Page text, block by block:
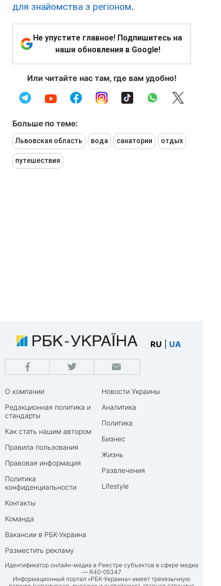
для знайомства з регіоном.
Не упустите главное! Подпишитесь на
наши обновления в Google!
Или читайте нас там, где вам удобно!
Больше по теме:
Львовская область вода санатории отдых
путешествия
RU UA
О компании
Редакционная политика и
стандарты
Как стать нашим автором
Правила пользования
Правовая информация
Политика
конфиденциальности
Контакты
Команда
Вакансии в РБК-Украина
Разместить рекламу
Новости Украины
Аналитика
Политика
Бизнес
Жизнь
Развлечения
Lifestyle
Идентификатор онлайн-медиа в Реестре субъектов в сфере медиа
— R40-05347
Информационный портал «РБК-Украина» имеет трехязычную